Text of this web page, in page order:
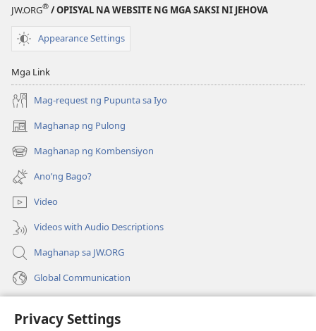
Privacy Settings
Paglilingkod
ni
JW.ORG® / OPISYAL NA WEBSITE NG MGA SAKSI NI JEHOVA
Appearance Settings
Mga Link
Mag-request ng Pupunta sa Iyo
Maghanap ng Pulong
(may
bubukas
na
bagong
window)
Maghanap ng Kombensiyon
(may
bubukas
na
bagong
window)
Ano’ng Bago?
Video
Videos with Audio Descriptions
Maghanap sa JW.ORG
Global Communication